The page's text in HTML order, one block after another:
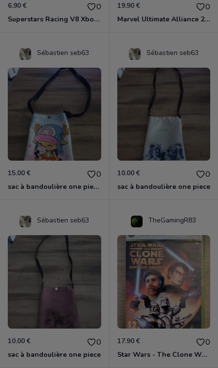
6.90 € 0
Superstars Racing V8 Xbox 360
19.90 € 0
Marvel Ultimate Alliance 2 Xbox 360
Sébastien seb63
15.00 € 0
sac à bandoulière one piece chopper
Sébastien seb63
10.00 € 0
sac à bandoulière one piece
Sébastien seb63
10.00 € 0
sac à bandoulière one piece
TheGamingR83
17.90 € 0
Star Wars - The Clone Wars - Les Héros De La République Xbox 360